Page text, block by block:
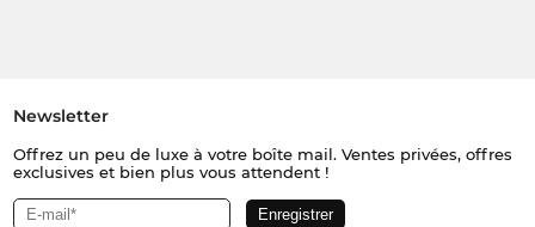
Newsletter
Offrez un peu de luxe à votre boîte mail. Ventes privées, offres
exclusives et bien plus vous attendent !